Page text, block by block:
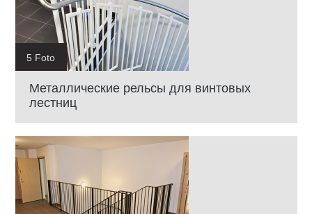
5 Foto
Mеталлические рельсы для винтовых
лестниц